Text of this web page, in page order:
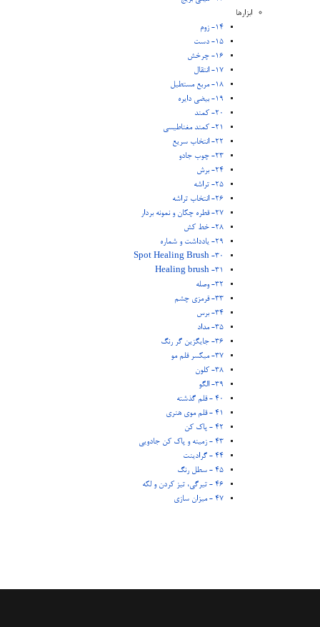
ابزارها
14- زوم
15- دست
16- چرخش
17- انتقال
18- مربع مستطیل
19- بیضی دایره
20- کمند
21- کمند مغناطیسی
22- انتخاب سریع
23- چوب جادو
24- برش
25- تراشه
26- انتخاب تراشه
27- قطره چکان و نمونه بردار
28- خط کش
29- یادداشت و شماره
30- Spot Healing Brush
31- Healing brush
32- وصله
33- قرمزی چشم
34- برس
35- مداد
36- جایگزین گر رنگ
37- میکسر قلم مو
38- کلون
39- الگو
40 - قلم گذشته
41 - قلم موی هنری
42 - پاک کن
43 - زمینه و پاک کن جادویی
44 - گرادینت
45 - سطل رنگ
46 - تیرگی، تیز کردن و لکه
47 - میزان سازی